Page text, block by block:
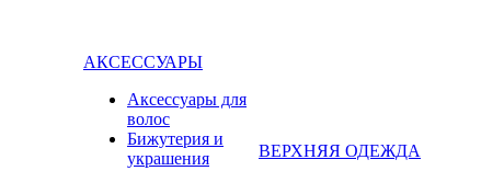
АКСЕССУАРЫ
Аксессуары для
волос
Бижутерия и
украшения
ВЕРХНЯЯ ОДЕЖДА